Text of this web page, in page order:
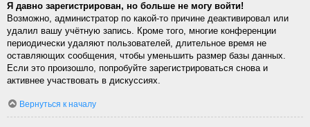
Я давно зарегистрирован, но больше не могу войти!
Возможно, администратор по какой-то причине деактивировал или
удалил вашу учётную запись. Кроме того, многие конференции
периодически удаляют пользователей, длительное время не
оставляющих сообщения, чтобы уменьшить размер базы данных.
Если это произошло, попробуйте зарегистрироваться снова и
активнее участвовать в дискуссиях.
Вернуться к началу